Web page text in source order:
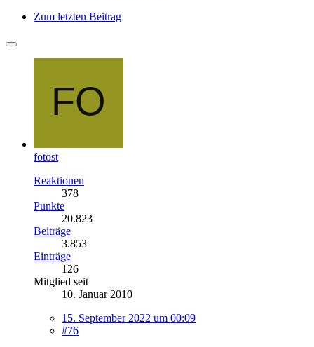
Zum letzten Beitrag
fotost
Reaktionen
378
Punkte
20.823
Beiträge
3.853
Einträge
126
Mitglied seit
10. Januar 2010
15. September 2022 um 00:09
#76